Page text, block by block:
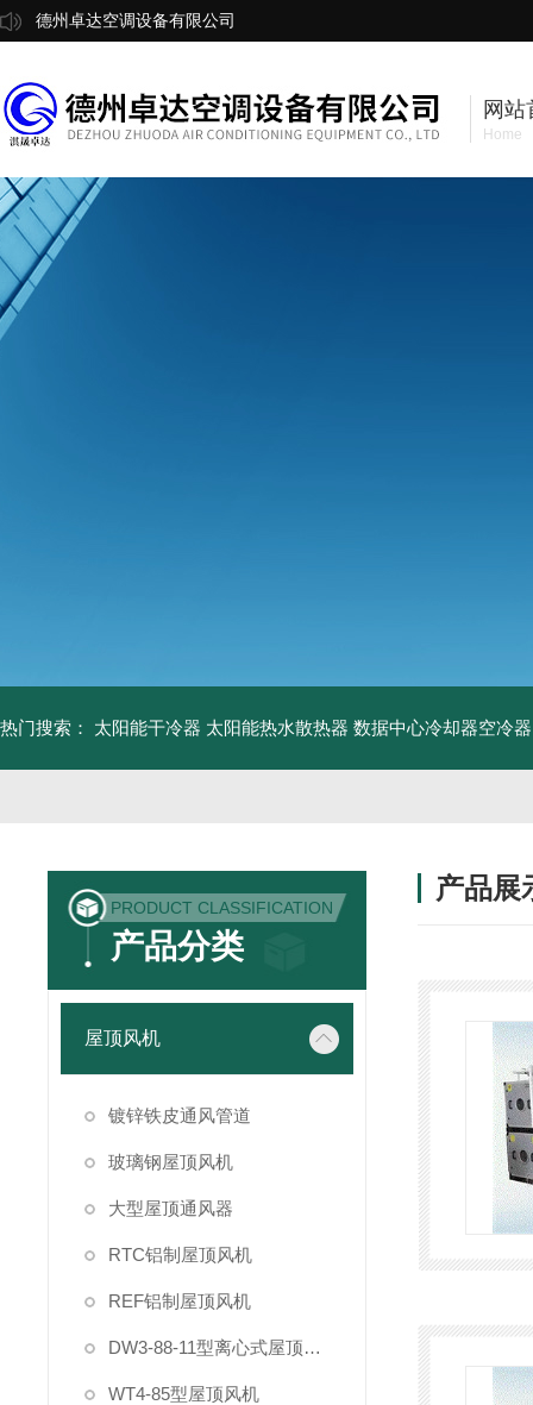
德州卓达空调设备有限公司
网站
Home
热门搜索： 太阳能干冷器 太阳能热水散热器 数据中心冷却器空冷器
PRODUCT CLASSIFICATION
产品分类
屋顶风机
镀锌铁皮通风管道
玻璃钢屋顶风机
大型屋顶通风器
RTC铝制屋顶风机
REF铝制屋顶风机
DW3-88-11型离心式屋顶风机
WT4-85型屋顶风机
产品展